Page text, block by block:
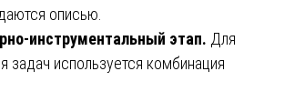
описью.
инструментальный этап. Для
задач используется комбинация